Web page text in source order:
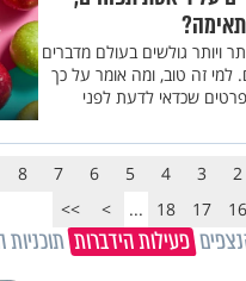
ויותר גולשים בעולם מדברים
למי זה טוב, ומה אומר על כך
שכדאי לדעת לפני
2
3
4
5
6
7
8
16
17
18
...
>
>>
פעילות הידברות